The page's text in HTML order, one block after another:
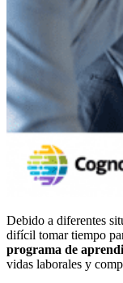
Debido a diferentes
difícil tomar tiempo
programa de
vidas laborales y